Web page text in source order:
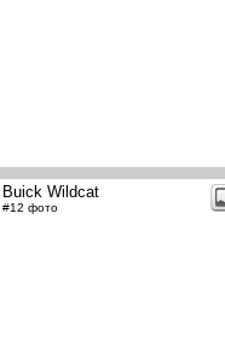
Buick Wildcat
#12 фото